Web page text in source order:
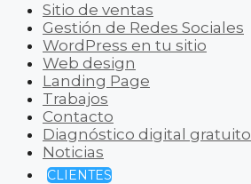
Sitio de ventas
Gestión de Redes Sociales
WordPress en tu sitio
Web design
Landing Page
Trabajos
Contacto
Diagnóstico digital gratuito
Noticias
CLIENTES